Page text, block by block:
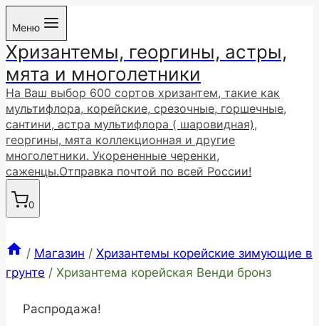
Перейти
содержимому
Меню
Хризантемы, георгины, астры,
мята и многолетники
На Ваш выбор 600 сортов хризантем, такие как
мультифлора, корейские, срезочные, горшечные,
сантини, астра мультифлора ( шаровидная),
георгины, мята коллекционная и другие
многолетники. Укорененные черенки,
саженцы.Отправка почтой по всей России!
0
/ Магазин / Хризантемы корейские зимующие в
грунте / Хризантема корейская Венди бронз
Распродажа!